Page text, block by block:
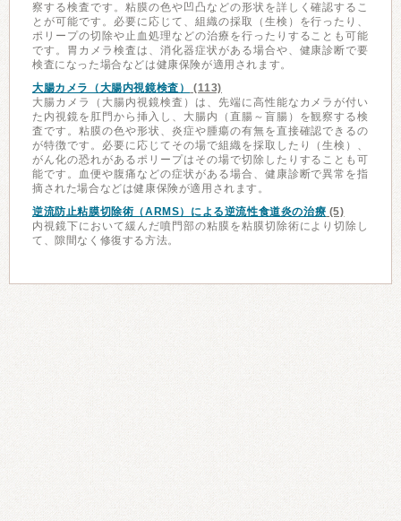
察する検査です。粘膜の色や凹凸などの形状を詳しく確認するこ
とが可能です。必要に応じて、組織の採取（生検）を行ったり、
ポリープの切除や止血処理などの治療を行ったりすることも可能
です。胃カメラ検査は、消化器症状がある場合や、健康診断で要
検査になった場合などは健康保険が適用されます。
大腸カメラ（大腸内視鏡検査）
(113)
大腸カメラ（大腸内視鏡検査）は、先端に高性能なカメラが付い
た内視鏡を肛門から挿入し、大腸内（直腸～盲腸）を観察する検
査です。粘膜の色や形状、炎症や腫瘍の有無を直接確認できるの
が特徴です。必要に応じてその場で組織を採取したり（生検）、
がん化の恐れがあるポリープはその場で切除したりすることも可
能です。血便や腹痛などの症状がある場合、健康診断で異常を指
摘された場合などは健康保険が適用されます。
逆流防止粘膜切除術（ARMS）による逆流性食道炎の治療 (5)
内視鏡下において緩んだ噴門部の粘膜を粘膜切除術により切除し
て、隙間なく修復する方法。